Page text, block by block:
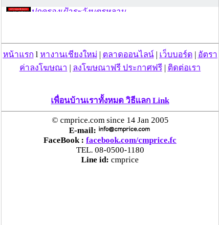
ปกครองเฝ้าระวังบุตรหลาน
เชียงของ เพื่อดำเนินการตามกฎหมาย พบส่วนใหญ่มี
เอี่ยวแก๊งคอลเซ็นเตอร์
แรงงานต่างด้าวออนไลน์ ให้บริการ 24 ชั่วโมงทั่ว
คพ. เผยผลตรวจคุณภาพน้ำแม่น้ำกก-แม่น้ำสาย-
แม่น้ำรวก-แม่น้ำโขง พื้นที่เชียงใหม่-เชียงราย ครั้งที่
8 “พบสารหนูสูงเกินค่ามาตรฐาน“
หน้าแรก l หางานเชียงใหม่ ตลาดออนไลน์| เว็บบอร์ด
อัตรา
ค่าลงโฆษณา
ลงโฆษณาฟรี ประกาศฟรี| ติดต่อเรา
เพื่อนบ้านเราทั้งหมด วิธีแลก Link
© cmprice.com since 14 Jan 2005
E-mail:
FaceBook : facebook.com/cmprice.fc
TEL. 08-0500-1180
Line id: cmprice